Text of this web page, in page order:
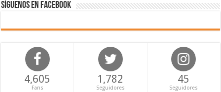
Síguenos en Facebook
4,605
Fans
1,782
Seguidores
45
Seguidores